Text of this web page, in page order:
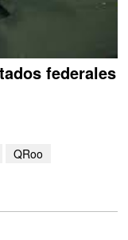
federales
QRoo